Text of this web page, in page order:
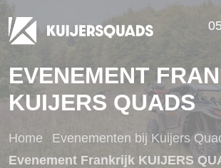
EVENEMENT
KUIJERS QUADS
Home
Evenementen bij Kuijers
Evenement Frankrijk KUIJERS